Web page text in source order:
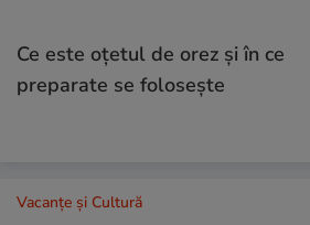
Ce este oțetul de orez și în ce
preparate se folosește
Vacanțe și Cultură